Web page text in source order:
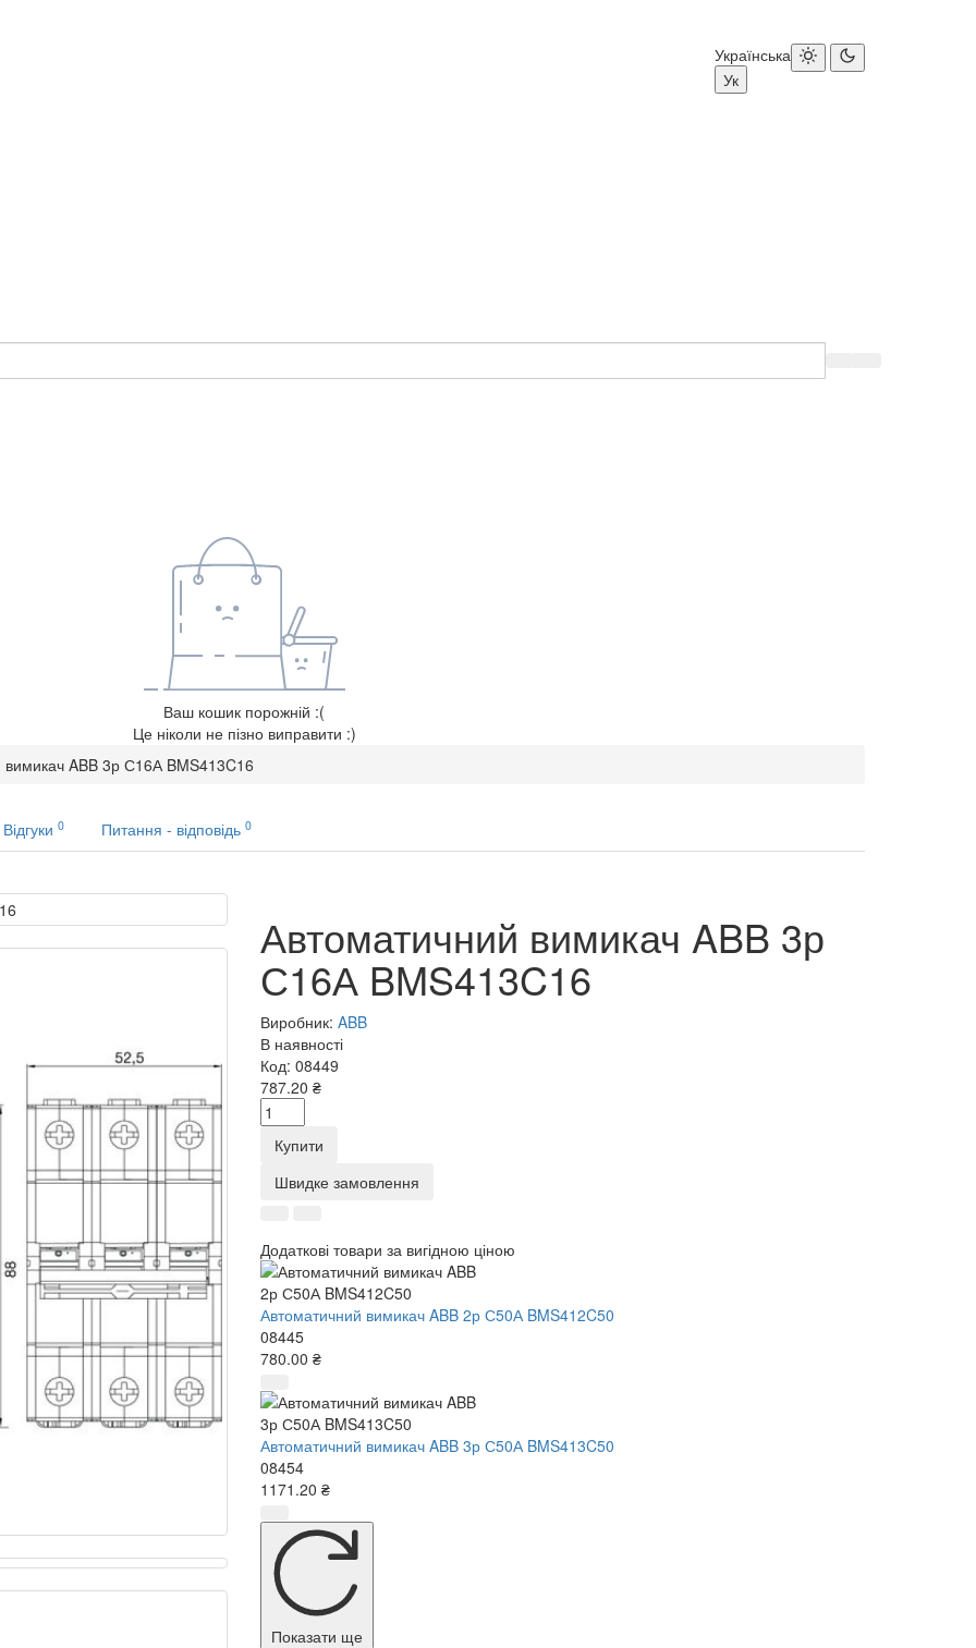
Українська
Ук
Ваш кошик порожній :(
Це ніколи не пізно виправити :)
вимикач ABB 3р С16А BMS413C16
Відгуки 0 Питання - відповідь 0
Автоматичний вимикач ABB 3р
С16А BMS413C16
Виробник: ABB
В наявності
Код: 08449
787.20 ₴
Купити
Швидке замовлення
Додаткові товари за вигідною ціною
Автоматичний вимикач ABB 2р С50А BMS412C50
08445
780.00 ₴
Автоматичний вимикач ABB 3р С50А BMS413C50
08454
1171.20 ₴
Показати ще